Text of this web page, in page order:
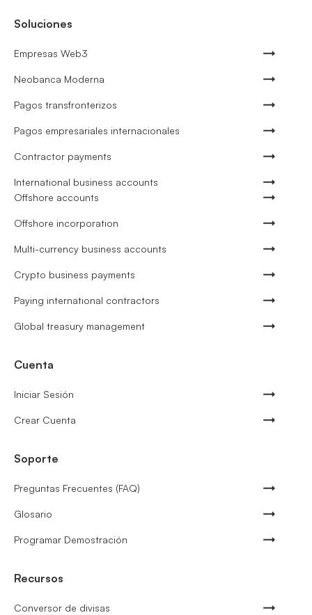
Soluciones
Empresas Web3
Neobanca Moderna
Pagos transfronterizos
Pagos empresariales internacionales
Contractor payments
International business accounts
Offshore accounts
Offshore incorporation
Multi-currency business accounts
Crypto business payments
Paying international contractors
Global treasury management
Cuenta
Iniciar Sesión
Crear Cuenta
Soporte
Preguntas Frecuentes (FAQ)
Glosario
Programar Demostración
Recursos
Conversor de divisas